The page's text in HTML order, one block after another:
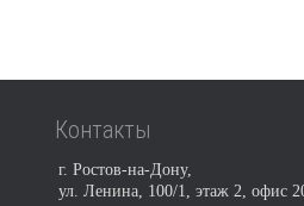
Контакты
г. Ростов-на-Дону,
ул. Ленина, 100/1, этаж 2, офис